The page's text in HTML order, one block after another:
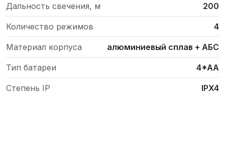
Дальность свечения, м 200
Количество режимов 4
Материал корпуса алюминиевый сплав + АБС
Тип батареи 4*AA
Степень IP IPX4